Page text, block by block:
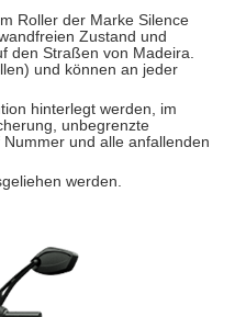
Roller der Marke Silence
Zustand und
den Straßen von Madeira.
und können an jeder
hinterlegt werden, im
unbegrenzte
und alle anfallenden
werden.